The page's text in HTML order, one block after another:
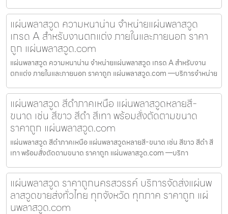
แผ่นพลาสวูด ความหนาน่าน จำหน่ายแผ่นพลาสวูด
เกรด A สำหรับงานตกแต่ง ภายในและภายนอก ราคา
ถูก แผ่นพลาสวูด.com
แผ่นพลาสวูด ความหนาน่าน จำหน่ายแผ่นพลาสวูด เกรด A สำหรับงาน
ตกแต่ง ภายในและภายนอก ราคาถูก แผ่นพลาสวูด.com —บริการจำหน่าย
แผ่นพลาสวูด สีดำภาคเหนือ แผ่นพลาสวูดหลายสี-
ขนาด เช่น สีขาว สีดำ สีเทา พร้อมสั่งตัดตามขนาด
ราคาถูก แผ่นพลาสวูด.com
แผ่นพลาสวูด สีดำภาคเหนือ แผ่นพลาสวูดหลายสี-ขนาด เช่น สีขาว สีดำ สี
เทา พร้อมสั่งตัดตามขนาด ราคาถูก แผ่นพลาสวูด.com —บริกา
แผ่นพลาสวูด ราคาถูกนครสวรรค์ บริการจัดส่งแผ่นพ
ลาสวูดขายส่งทั่วไทย ทุกจังหวัด ทุกภาค ราคาถูก แผ่
นพลาสวูด.com